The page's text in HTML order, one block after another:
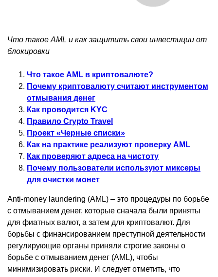
Что такое AML и как защитить свои инвестиции от
блокировки
Что такое AML в криптовалюте?
Почему криптовалюту считают инструментом
отмывания денег
Как проводится KYC
Правило Crypto Travel
Проект «Черные списки»
Как на практике реализуют проверку AML
Как проверяют адреса на чистоту
Почему пользователи используют миксеры
для очистки монет
Anti-money laundering (AML) – это процедуры по борьбе
с отмыванием денег, которые сначала были приняты
для фиатных валют, а затем для криптовалют. Для
борьбы с финансированием преступной деятельности
регулирующие органы приняли строгие законы о
борьбе с отмыванием денег (AML), чтобы
минимизировать риски. И следует отметить, что